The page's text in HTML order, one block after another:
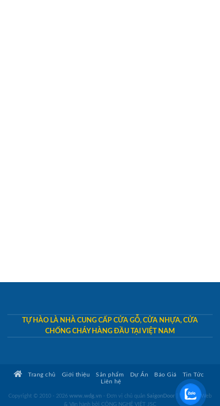
TỰ HÀO LÀ NHÀ CUNG CẤP CỬA GỖ, CỬA NHỰA, CỬA
CHỐNG CHÁY HÀNG ĐẦU TẠI VIỆT NAM
Trang chủ Giới thiệu Sản phẩm Dự Án Báo Giá
Tin Tức
Liên hệ
Copyright © 2010 - 2026 www.wdg.vn - Đơn vị chủ quản SaigonDoor
Thiết kế Web
& Vận hành bởi CÔNG NGHỆ VIỆT JSC